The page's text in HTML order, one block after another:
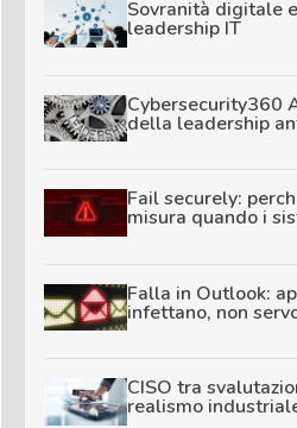
Sovranità digitale
leadership IT
Cybersecurity360
della leadership
Fail securely:
misura quando i
Falla in Outlook:
infettano, non
CISO tra
realismo